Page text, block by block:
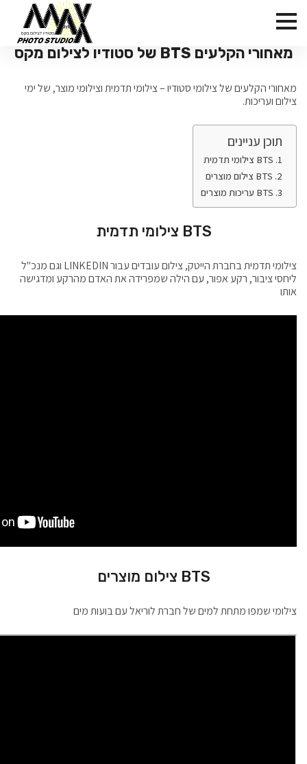
מאחורי הקלעים BTS של סטודיו לצילום מקס
מאחורי הקלעים של צילומי סטודיו – צילומי תדמית וצילומי מוצר, של ימי
צילום ועריכות.
תוכן עניינים
BTS צילומי תדמית
BTS צילום מוצרים
BTS עריכות מוצרים
BTS צילומי תדמית
צילומי תדמית בחברת הייטק, צילום עובדים עבור LINKEDIN וגם מנכ"ל
ליחסי ציבור, רקע אפור, עם הילה שמפרידה את האדם מהרקע ומדגישה
אותו
BTS צילום מוצרים
צילומי שמפו מתחת למים של חברת לוריאל עם בועות מים